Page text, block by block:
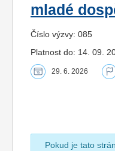
mladé
Číslo výzvy: 085
Platnost do: 14. 09.
29. 6. 2026
Pokud je tato